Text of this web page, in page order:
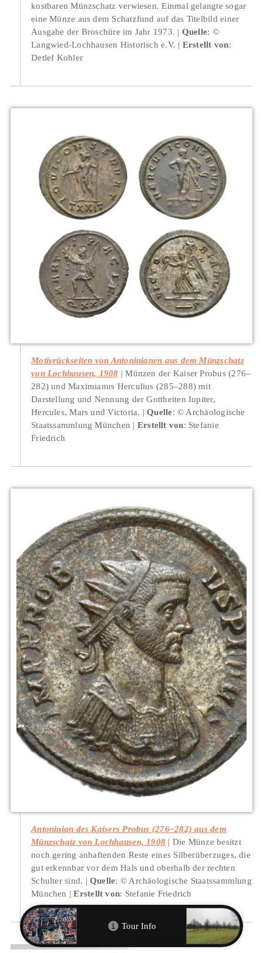
kostbaren Münzschatz verwiesen. Einmal gelangte sogar
eine Münze aus dem Schatzfund auf das Titelbild einer
Ausgabe der Broschüre im Jahr 1973.
Quelle: ©
Langwied-Lochhausen Historisch e.V.
Erstellt von:
Detlef Kohler
Motivrückseiten von Antoninianen aus dem Münzschatz
von Lochhausen, 1908
Münzen der Kaiser Probus (276–
282) und Maximianus Herculius (285–288) mit
Darstellung und Nennung der Gottheiten Iupiter,
Hercules, Mars und Victoria.
Quelle: © Archäologische
Staatssammlung München
Erstellt von: Stefanie
Friedrich
Antoninian des Kaisers Probus (276–282) aus dem
Münzschatz von Lochhausen, 1908
Die Münze besitzt
noch gering anhaftenden Reste eines Silberüberzuges, die
gut erkennbar vor dem Hals und oberhalb der rechten
Schulter sind.
Quelle: © Archäologische Staatssammlung
München
Erstellt von: Stefanie Friedrich